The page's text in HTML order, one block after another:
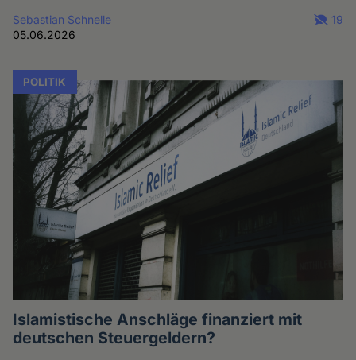
Sebastian Schnelle
05.06.2026
19
POLITIK
Islamistische Anschläge finanziert mit
deutschen Steuergeldern?